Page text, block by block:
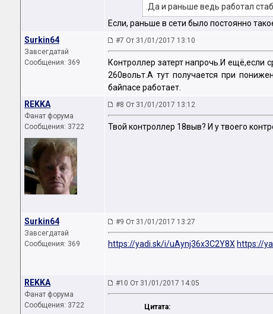
.Да и раньше ведь работал
Если, раньше в сети было постоянно
Surkin64
Завсегдатай
Сообщения: 369
#7 От 31/01/2017 13:10
Контроллер затерт напрочь.И ещё,если
260вольт.А тут получается при
байпасе работает.
REKKA
Фанат форума
Сообщения: 3722
#8 От 31/01/2017 13:12
Твой контроллер 18выв? И у твоего
Surkin64
Завсегдатай
Сообщения: 369
#9 От 31/01/2017 13:27
https://yadi.sk/i/uAynj36x3C2Y8X https://
REKKA
Фанат форума
Сообщения: 3722
#10 От 31/01/2017 14:05
Цитата: